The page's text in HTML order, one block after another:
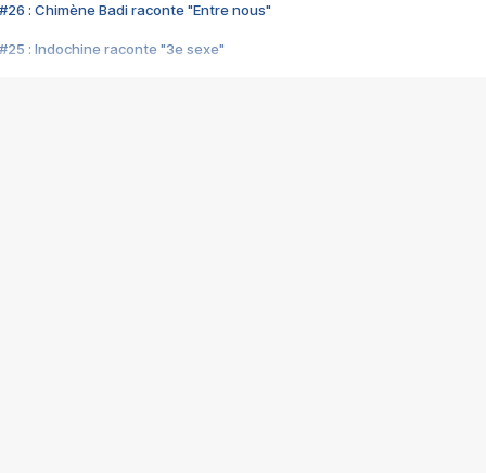
#26 : Chimène Badi raconte "Entre nous"
#25 : Indochine raconte "3e sexe"